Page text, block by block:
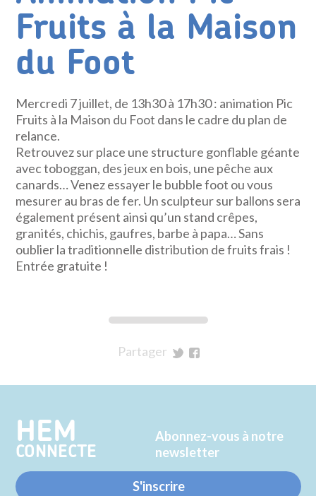
Fruits à la Maison
du Foot
Mercredi 7 juillet, de 13h30 à 17h30 : animation Pic
Fruits à la Maison du Foot dans le cadre du plan de
relance.
Retrouvez sur place une structure gonflable géante
avec toboggan, des jeux en bois, une pêche aux
canards… Venez essayer le bubble foot ou vous
mesurer au bras de fer. Un sculpteur sur ballons sera
également présent ainsi qu’un stand crêpes,
granités, chichis, gaufres, barbe à papa… Sans
oublier la traditionnelle distribution de fruits frais !
Entrée gratuite !
Partager
Twitter
Facebook
HEM
CONNECTE
Abonnez-vous à notre
newsletter
S'inscrire